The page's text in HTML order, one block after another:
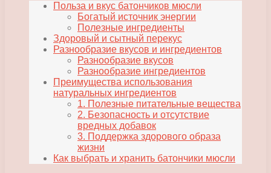
Польза и вкус батончиков мюсли
Богатый источник энергии
Полезные ингредиенты
Здоровый и сытный перекус
Разнообразие вкусов и ингредиентов
Разнообразие вкусов
Разнообразие ингредиентов
Преимущества использования
натуральных ингредиентов
1. Полезные питательные вещества
2. Безопасность и отсутствие
вредных добавок
3. Поддержка здорового образа
жизни
Как выбрать и хранить батончики мюсли